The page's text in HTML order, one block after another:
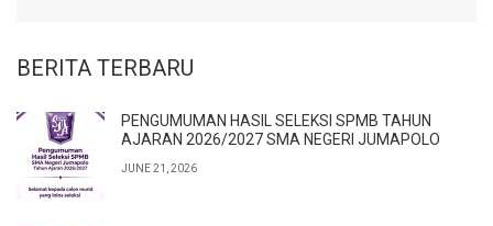
BERITA TERBARU
PENGUMUMAN HASIL SELEKSI SPMB TAHUN
AJARAN 2026/2027 SMA NEGERI JUMAPOLO
JUNE 21, 2026